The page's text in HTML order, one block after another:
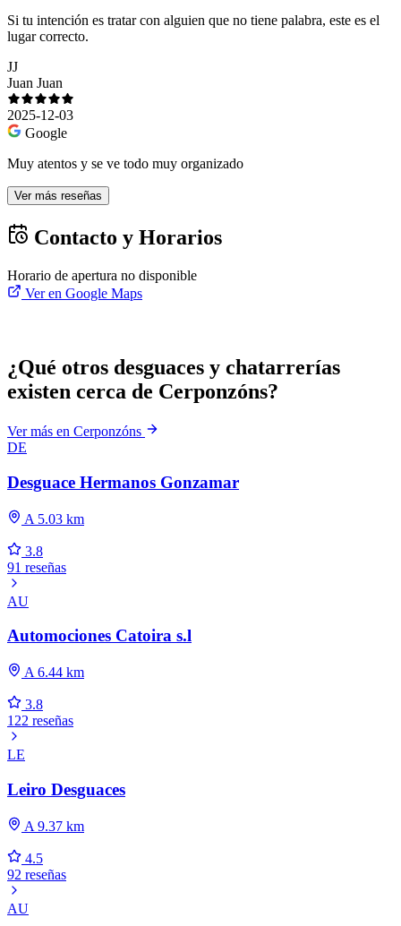
Si tu intención es tratar con alguien que no tiene palabra, este es el
lugar correcto.
JJ
Juan Juan
2025-12-03
Google
Muy atentos y se ve todo muy organizado
Ver más reseñas
Contacto y Horarios
Horario de apertura no disponible
Ver en Google Maps
¿Qué otros desguaces y chatarrerías
existen cerca de Cerponzóns?
Ver más en Cerponzóns
DE
Desguace Hermanos Gonzamar
A 5.03 km
3.8
91 reseñas
AU
Automociones Catoira s.l
A 6.44 km
3.8
122 reseñas
LE
Leiro Desguaces
A 9.37 km
4.5
92 reseñas
AU